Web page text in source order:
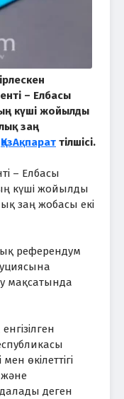
– Елбасы
күшi жойылды
заң
ҚазАқпарат тілшісі.
– Елбасы
күшi жойылды
заң жобасы екі
референдум
мақсатында
өкілеттігі
деген